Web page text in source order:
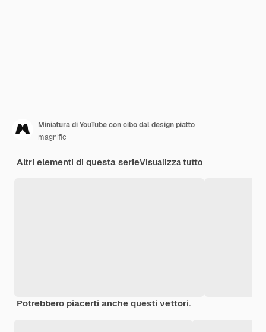
Miniatura di YouTube con cibo dal design piatto
magnific
Altri elementi di questa serieVisualizza tutto
Potrebbero piacerti anche questi vettori.